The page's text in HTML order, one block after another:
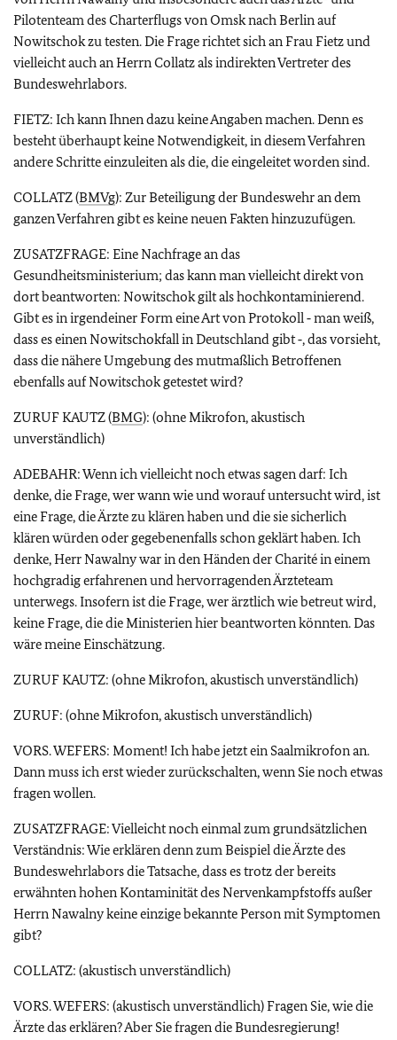
Pilotenteam des Charterflugs von Omsk nach Berlin auf
Nowitschok zu testen. Die Frage richtet sich an Frau Fietz und
vielleicht auch an Herrn Collatz als indirekten Vertreter des
Bundeswehrlabors.
FIETZ: Ich kann Ihnen dazu keine Angaben machen. Denn es
besteht überhaupt keine Notwendigkeit, in diesem Verfahren
andere Schritte einzuleiten als die, die eingeleitet worden sind.
COLLATZ (BMVg): Zur Beteiligung der Bundeswehr an dem
ganzen Verfahren gibt es keine neuen Fakten hinzuzufügen.
ZUSATZFRAGE: Eine Nachfrage an das
Gesundheitsministerium; das kann man vielleicht direkt von
dort beantworten: Nowitschok gilt als hochkontaminierend.
Gibt es in irgendeiner Form eine Art von Protokoll ‑ man weiß,
dass es einen Nowitschokfall in Deutschland gibt ‑, das vorsieht,
dass die nähere Umgebung des mutmaßlich Betroffenen
ebenfalls auf Nowitschok getestet wird?
ZURUF KAUTZ (BMG): (ohne Mikrofon, akustisch
unverständlich)
ADEBAHR: Wenn ich vielleicht noch etwas sagen darf: Ich
denke, die Frage, wer wann wie und worauf untersucht wird, ist
eine Frage, die Ärzte zu klären haben und die sie sicherlich
klären würden oder gegebenenfalls schon geklärt haben. Ich
denke, Herr Nawalny war in den Händen der Charité in einem
hochgradig erfahrenen und hervorragenden Ärzteteam
unterwegs. Insofern ist die Frage, wer ärztlich wie betreut wird,
keine Frage, die die Ministerien hier beantworten könnten. Das
wäre meine Einschätzung.
ZURUF KAUTZ: (ohne Mikrofon, akustisch unverständlich)
ZURUF: (ohne Mikrofon, akustisch unverständlich)
VORS. WEFERS: Moment! Ich habe jetzt ein Saalmikrofon an.
Dann muss ich erst wieder zurückschalten, wenn Sie noch etwas
fragen wollen.
ZUSATZFRAGE: Vielleicht noch einmal zum grundsätzlichen
Verständnis: Wie erklären denn zum Beispiel die Ärzte des
Bundeswehrlabors die Tatsache, dass es trotz der bereits
erwähnten hohen Kontaminität des Nervenkampfstoffs außer
Herrn Nawalny keine einzige bekannte Person mit Symptomen
gibt?
COLLATZ: (akustisch unverständlich)
VORS. WEFERS: (akustisch unverständlich) Fragen Sie, wie die
Ärzte das erklären? Aber Sie fragen die Bundesregierung!